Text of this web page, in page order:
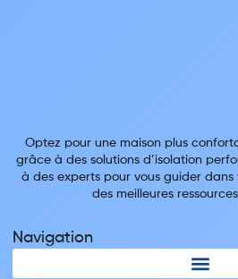
Optez pour une maison plus
grâce à des solutions d’isolation
à des experts pour vous guider
des meilleures
Navigation